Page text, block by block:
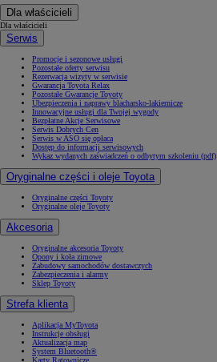
Dla właścicieli
Dla właścicieli
Serwis
Promocje i sezonowe usługi
Pozostałe oferty serwisu
Rezerwacja wizyty w serwisie
Gwarancja Toyota Relax
Pozostałe Gwarancje Toyoty
Ubezpieczenia i naprawy blacharsko-lakiernicze
Innowacyjne usługi dla Twojej wygody
Bezpłatne Akcje Serwisowe
Serwis Dobrych Cen
Serwis w ASO się opłaca
Dostęp do informacji serwisowych
Wykaz wydanych zaświadczeń o odbytym szkoleniu (pdf)
Oryginalne części i oleje Toyota
Oryginalne części Toyoty
Oryginalne oleje Toyoty
Akcesoria
Oryginalne akcesoria Toyoty
Opony i koła zimowe
Zabudowy samochodów dostawczych
Zabezpieczenia i alarmy
Sklep Toyoty
Strefa klienta
Aplikacja MyToyota
Instrukcje obsługi
Aktualizacja map
System Bluetooth®
Karty Ratownicze